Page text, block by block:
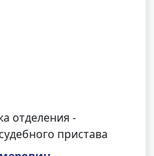
отделения -
пристава